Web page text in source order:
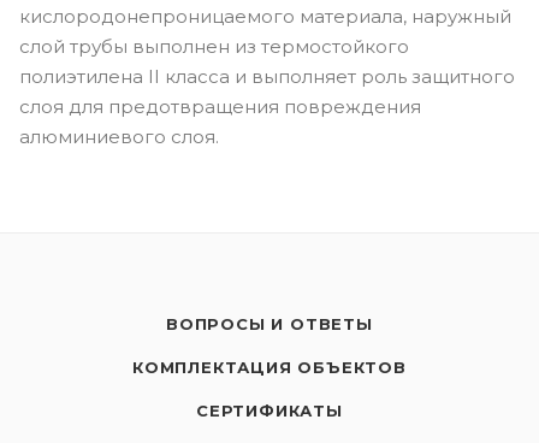
кислородонепроницаемого материала, наружный
слой трубы выполнен из термостойкого
полиэтилена II класса и выполняет роль защитного
слоя для предотвращения повреждения
алюминиевого слоя.
ВОПРОСЫ И ОТВЕТЫ
КОМПЛЕКТАЦИЯ ОБЪЕКТОВ
СЕРТИФИКАТЫ